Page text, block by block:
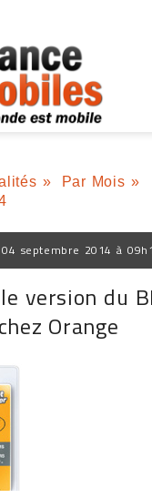
» Par Mois »
04 septembre 2014 à
version du
Orange